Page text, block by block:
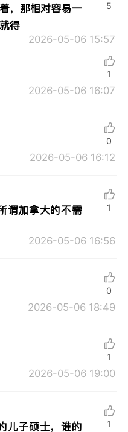
，那相对容易一
得
2026-05-06 15:57
5
2026-05-06 16:07
1
2026-05-06 16:12
0
谓加拿大的不需
2026-05-06 16:56
1
2026-05-06 18:49
0
2026-05-06 19:00
1
儿子硕士，谁的
1